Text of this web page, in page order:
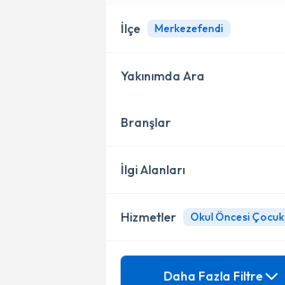
İlçe Merkezefendi
Merkezefendi
Yakınımda Ara
Konumuma yakın uzmanları
Branşlar
Pedagoji
İlgi Alanları
Aile İçi İletişim Sorunları
Hizmetler Okul Öncesi Çocuk
Ünvan
Daha Fazla Filtre